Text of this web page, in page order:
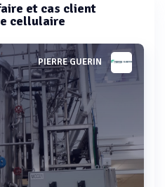
et cas client
cellulaire
PIERRE GUERIN